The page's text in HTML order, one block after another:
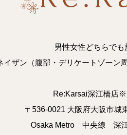
男性女性どちらでも
イザン（腹部・デリケートゾーン
Re:Karsai深江橋店
〒536-0021 大阪府大阪市城
Osaka Metro 中央線 深